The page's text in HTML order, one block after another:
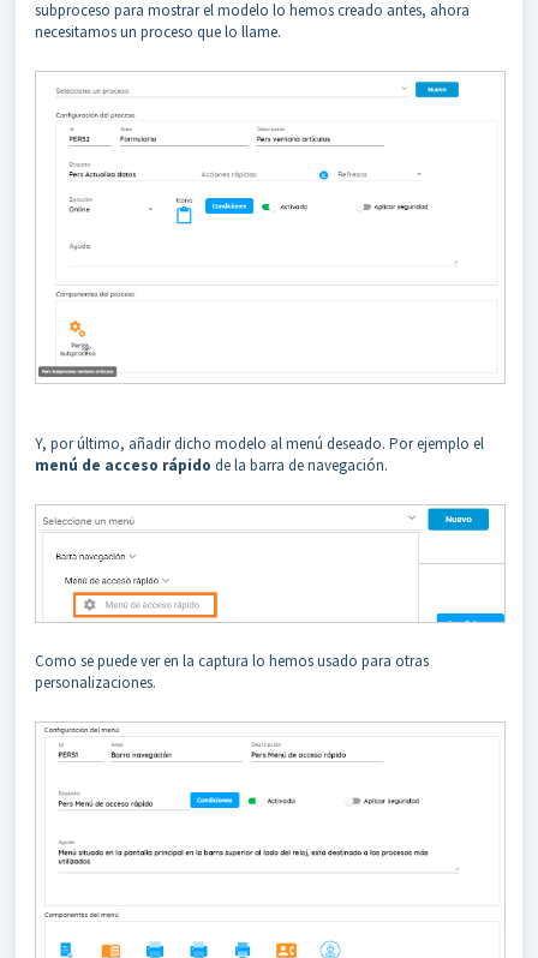
subproceso para mostrar el modelo lo hemos creado antes, ahora
necesitamos un proceso que lo llame.
Y, por último, añadir dicho modelo al menú deseado. Por ejemplo el
menú de acceso rápido de la barra de navegación.
Como se puede ver en la captura lo hemos usado para otras
personalizaciones.